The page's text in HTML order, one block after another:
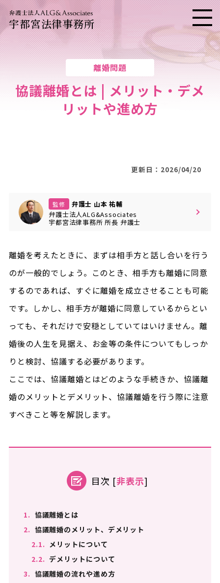
宇都宮法律事務所 メニ
離婚問題
協議離婚とは | メリット・デメ
リットや進め方
更新日：2026/04/20
監修
弁護士 山本 祐輔
弁護士法人ALG&Associates
宇都宮法律事務所所長 弁護士
離婚を考えたときに、まずは相手方と話し合いを行う
のが一般的でしょう。このとき、相手方も離婚に同意
するのであれば、すぐに離婚を成立させることも可能
です。しかし、相手方が離婚に同意しているからとい
っても、それだけで安穏としていてはいけません。離
婚後の人生を見据え、お金等の条件についてもしっか
りと検討、協議する必要があります。
ここでは、協議離婚とはどのような手続きか、協議離
婚のメリットとデメリット、協議離婚を行う際に注意
すべきこと等を解説します。
目次 [非表示]
1. 協議離婚とは
2. 協議離婚のメリット、デメリット
2.1. メリットについて
2.2. デメリットについて
3. 協議離婚の流れや進め方